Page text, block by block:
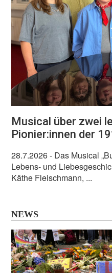
Musical über zwei
Pionier:innen der
28.7.2026- Das Musical
Lebens- und
Käthe Fleischmann, ...
NEWS